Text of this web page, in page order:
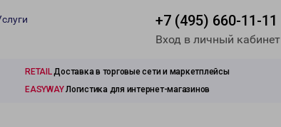
+7 (495) 660-11-11
Вход в личный кабинет
RETAILДоставка в торговые сети и маркетплейсы
EASYWAYЛогистика для интернет-магазинов